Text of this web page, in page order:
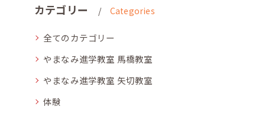
カテゴリー Categories
全てのカテゴリー
やまなみ進学教室 馬橋教室
やまなみ進学教室 矢切教室
体験